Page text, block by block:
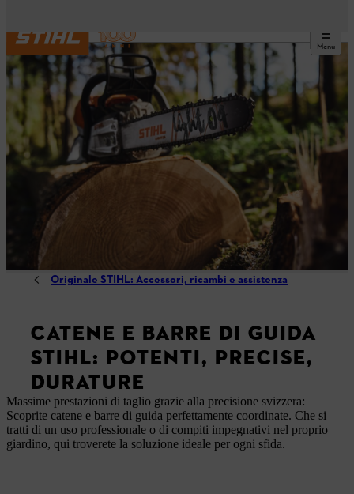
Menu
Originale STIHL: Accessori, ricambi e assistenza
CATENE E BARRE DI GUIDA
STIHL: POTENTI, PRECISE,
DURATURE
Massime prestazioni di taglio grazie alla precisione svizzera:
Scoprite catene e barre di guida perfettamente coordinate. Che si
tratti di un uso professionale o di compiti impegnativi nel proprio
giardino, qui troverete la soluzione ideale per ogni sfida.